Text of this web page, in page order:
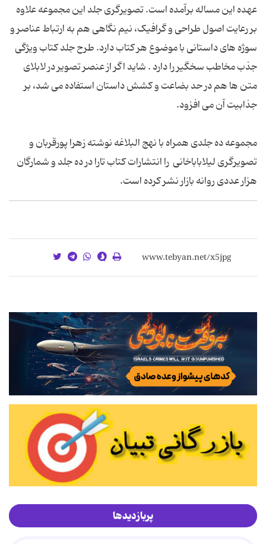
عهده این مساله برآمده است. تصویرگری جلد این مجموعه علاوه
بر رعایت اصول طراحی و گرافیک، نیم نگاهی هم به ارتباط عناصر و
سوژه های داستانی با موضوع هر کتاب دارد. طرح جلد کتاب ویژگی
جذب مخاطب سخگیر را دارد . شاید اگر از عنصر تصویر در لابلای
متن ها هم در حد بضاعت و کشش داستان استفاده می شد، بر
جذابیت آن می افزود.
مجموعه ده جلدی همراه با نهج البلاغه نوشته زهرا پورقربان و
تصویرگری لیلاباباخانی را انتشارات کتاب تارا در ده جلد و شمارگان
هزار عددی روانه بازار نشر کرده است.
پربازدیدها